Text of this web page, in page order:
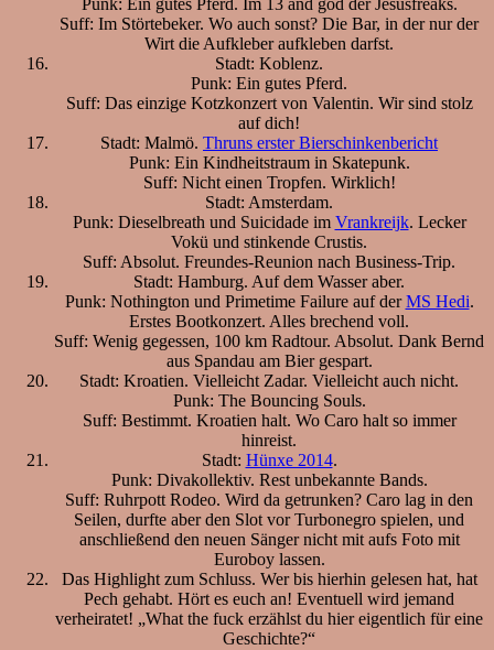
Punk: Ein gutes Pferd. Im 13 and god der Jesusfreaks.
Suff: Im Störtebeker. Wo auch sonst? Die Bar, in der nur der
Wirt die Aufkleber aufkleben darfst.
Stadt: Koblenz.
Punk: Ein gutes Pferd.
Suff: Das einzige Kotzkonzert von Valentin. Wir sind stolz
auf dich!
Stadt: Malmö. Thruns erster Bierschinkenbericht
Punk: Ein Kindheitstraum in Skatepunk.
Suff: Nicht einen Tropfen. Wirklich!
Stadt: Amsterdam.
Punk: Dieselbreath und Suicidade im Vrankreijk. Lecker
Vokü und stinkende Crustis.
Suff: Absolut. Freundes-Reunion nach Business-Trip.
Stadt: Hamburg. Auf dem Wasser aber.
Punk: Nothington und Primetime Failure auf derMS Hedi.
Erstes Bootkonzert. Alles brechend voll.
Suff: Wenig gegessen, 100 km Radtour. Absolut. Dank Bernd
aus Spandau am Bier gespart.
Stadt: Kroatien. Vielleicht Zadar. Vielleicht auch nicht.
Punk: The Bouncing Souls.
Suff: Bestimmt. Kroatien halt. Wo Caro halt so immer
hinreist.
Stadt: Hünxe 2014.
Punk: Divakollektiv. Rest unbekannte Bands.
Suff: Ruhrpott Rodeo. Wird da getrunken? Caro lag in den
Seilen, durfte aber den Slot vor Turbonegro spielen, und
anschließend den neuen Sänger nicht mit aufs Foto mit
Euroboy lassen.
Das Highlight zum Schluss. Wer bis hierhin gelesen hat, hat
Pech gehabt. Hört es euch an! Eventuell wird jemand
verheiratet! „What the fuck erzählst du hier eigentlich für eine
Geschichte?“